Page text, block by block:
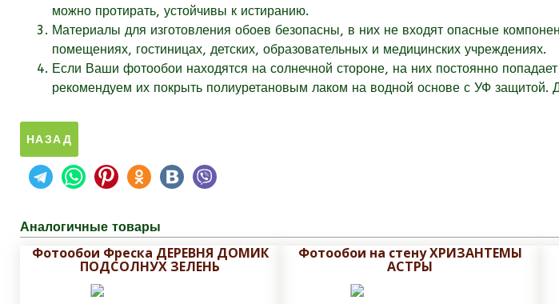
можно протирать, устойчивы к истиранию.
Материалы для изготовления обоев безопасны, в них не входят опасные
помещениях, гостиницах, детских, образовательных и медицинских учреждениях.
Если Ваши фотообои находятся на солнечной стороне, на них постоянно
рекомендуем их покрыть полиуретановым лаком на водной основе с УФ защитой.
Аналогичные товары
Фотообои Фреска ДЕРЕВНЯ ДОМИК
ПОДСОЛНУХ ЗЕЛЕНЬ
Фотообои на стену ХРИЗАНТЕМЫ
АСТРЫ